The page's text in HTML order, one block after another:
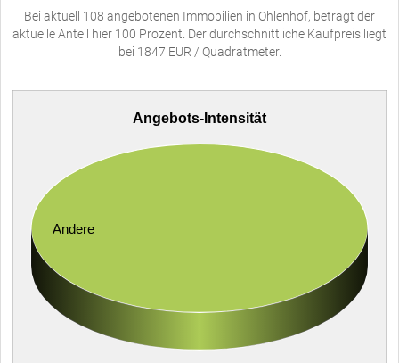
Bei aktuell 108 angebotenen Immobilien in Ohlenhof, beträgt der
aktuelle Anteil hier 100 Prozent. Der durchschnittliche Kaufpreis liegt
bei 1847 EUR / Quadratmeter.
Angebots-Intensität
Andere